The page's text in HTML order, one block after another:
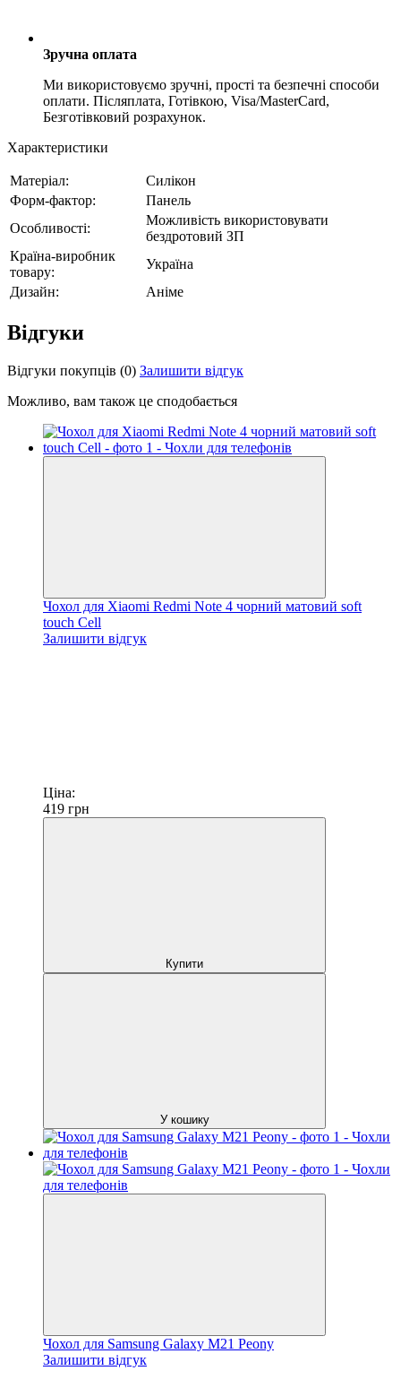
Зручна оплата
Ми використовуємо зручні, прості та безпечні способи
оплати. Післяплата, Готівкою, Visa/MasterCard,
Безготівковий розрахунок.
Характеристики
Матеріал:
Силікон
Форм-фактор:
Панель
Особливості:
Можливість використовувати
бездротовий ЗП
Країна-виробник
товару:
Україна
Дизайн:
Аніме
Відгуки
Відгуки покупців (0) Залишити відгук
Можливо, вам також це сподобається
Чохол для Xiaomi Redmi Note 4 чорний матовий soft
touch Cell
Залишити відгук
Ціна:
419 грн
Купити
У кошику
Чохол для Samsung Galaxy M21 Peony
Залишити відгук